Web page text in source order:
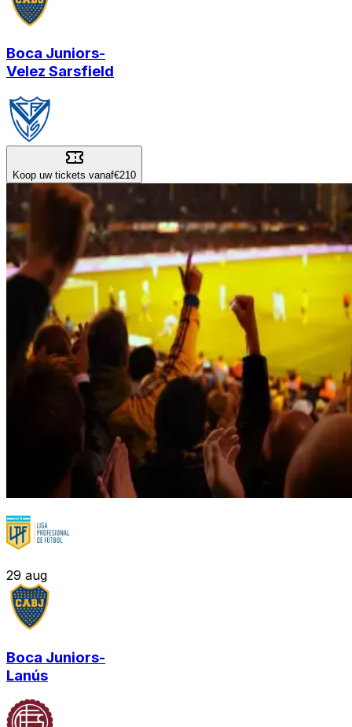
Boca Juniors-
Velez Sarsfield
Koop uw tickets vanaf€210
29 aug
Boca Juniors-
Lanús